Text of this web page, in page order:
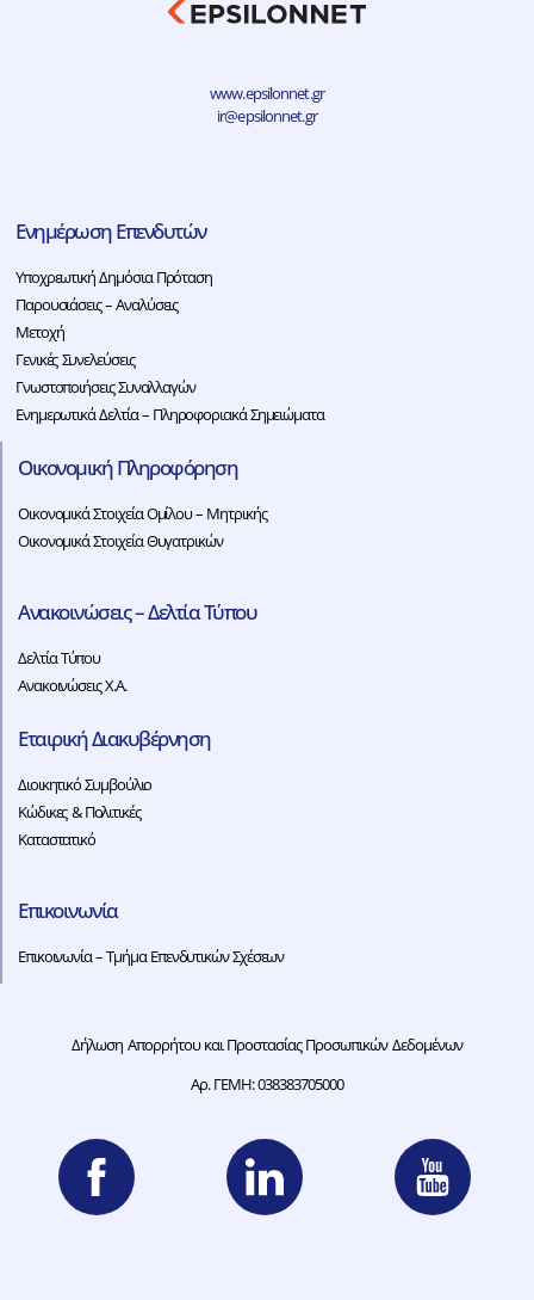
www.epsilonnet.gr
ir@epsilonnet.gr
Ενημέρωση Επενδυτών
Υποχρεωτική Δημόσια Πρόταση
Παρουσιάσεις – Αναλύσεις
Μετοχή
Γενικές Συνελεύσεις
Γνωστοποιήσεις Συναλλαγών
Ενημερωτικά Δελτία – Πληροφοριακά Σημειώματα
Οικονομική Πληροφόρηση
Οικονομικά Στοιχεία Ομίλου – Μητρικής
Οικονομικά Στοιχεία Θυγατρικών
Ανακοινώσεις – Δελτία Τύπου
Δελτία Τύπου
Ανακοινώσεις Χ.Α.
Εταιρική Διακυβέρνηση
Διοικητικό Συμβούλιο
Κώδικες & Πολιτικές
Καταστατικό
Επικοινωνία
Επικοινωνία – Τμήμα Επενδυτικών Σχέσεων
Δήλωση Απορρήτου και Προστασίας Προσωπικών Δεδομένων
Αρ. ΓΕΜΗ: 038383705000